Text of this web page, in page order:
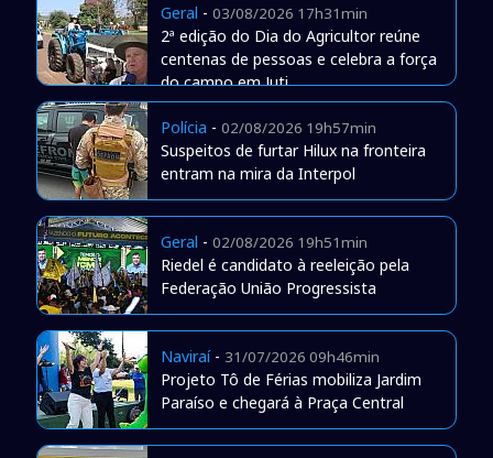
Geral - 03/08/2026 17h31min
2ª edição do Dia do Agricultor reúne
centenas de pessoas e celebra a força
do campo em Juti
Polícia - 02/08/2026 19h57min
Suspeitos de furtar Hilux na fronteira
entram na mira da Interpol
Geral - 02/08/2026 19h51min
Riedel é candidato à reeleição pela
Federação União Progressista
Naviraí- 31/07/2026 09h46min
Projeto Tô de Férias mobiliza Jardim
Paraíso e chegará à Praça Central